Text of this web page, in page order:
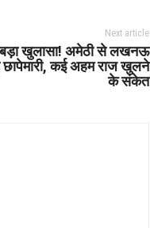
Next article
खुलासा! अमेठी से लखनऊ
कई अहम राज खुलने
के संकेत